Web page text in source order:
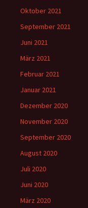
Oktober 2021
September 2021
Juni 2021
März 2021
Februar 2021
Januar 2021
Dezember 2020
November 2020
September 2020
August 2020
Juli 2020
Juni 2020
März 2020